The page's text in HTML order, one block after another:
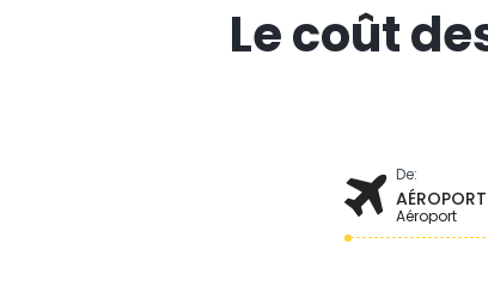
Le coût
De:
Aéroport